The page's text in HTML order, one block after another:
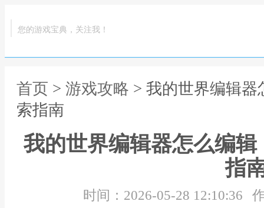
您的游戏宝典，关注我！
首页 > 游戏攻略 > 我的世界编辑
索指南
我的世界编辑器怎么编
指
时间：2026-05-28 12:10:36